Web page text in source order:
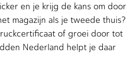
en je krijg de kans om door
magazijn als je tweede thuis?
of groei door tot
Nederland helpt je daar